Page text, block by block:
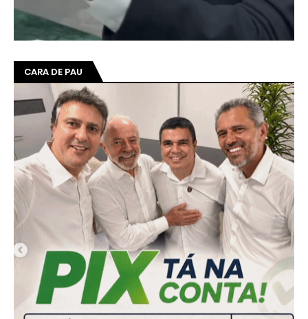
CARA DE PAU